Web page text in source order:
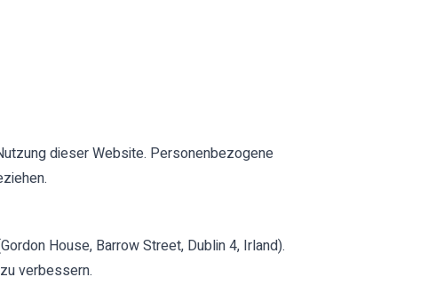
dieser Website. Personenbezogene
House, Barrow Street, Dublin 4, Irland).
verbessern.